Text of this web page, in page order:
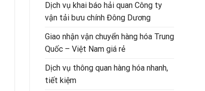
Dịch vụ khai báo hải quan Công ty
vận tải bưu chính Đông Dương
Giao nhận vận chuyển hàng hóa Trung
Quốc – Việt Nam giá rẻ
Dịch vụ thông quan hàng hóa nhanh,
tiết kiệm